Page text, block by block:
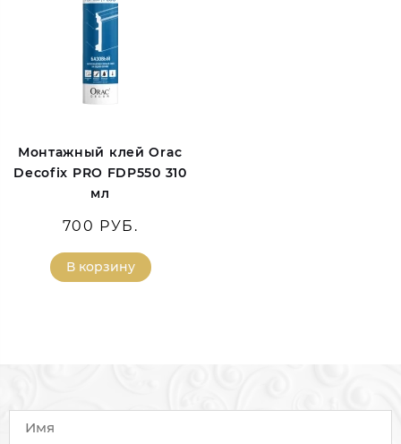
Монтажный клей Orac
Decofix PRO FDP550 310
мл
700 РУБ.
В корзину